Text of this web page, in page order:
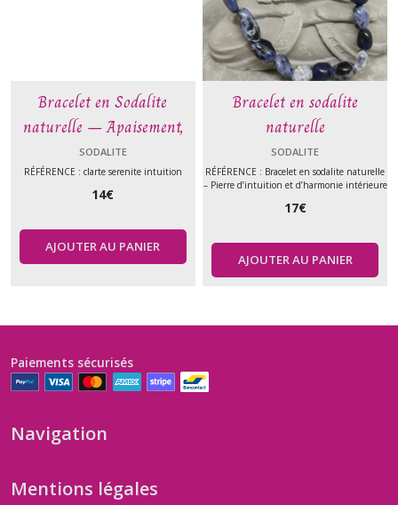
Bracelet en Sodalite
naturelle – Apaisement,
clarté mentale et
communication
SODALITE
RÉFÉRENCE : clarte serenite intuition
14€
AJOUTER AU PANIER
Bracelet en sodalite
naturelle
SODALITE
RÉFÉRENCE : Bracelet en sodalite naturelle
– Pierre d’intuition et d’harmonie intérieure
17€
AJOUTER AU PANIER
Paiements sécurisés
Navigation
Mentions légales